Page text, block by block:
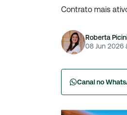
Contrato mais
Roberta
08 Jun 2026
Canal no